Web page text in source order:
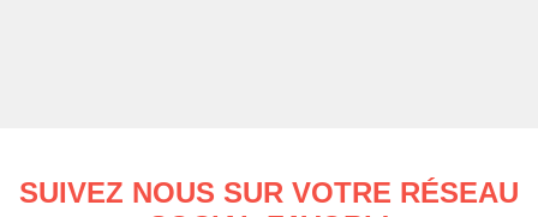
SUIVEZ NOUS SUR VOTRE RÉSEAU